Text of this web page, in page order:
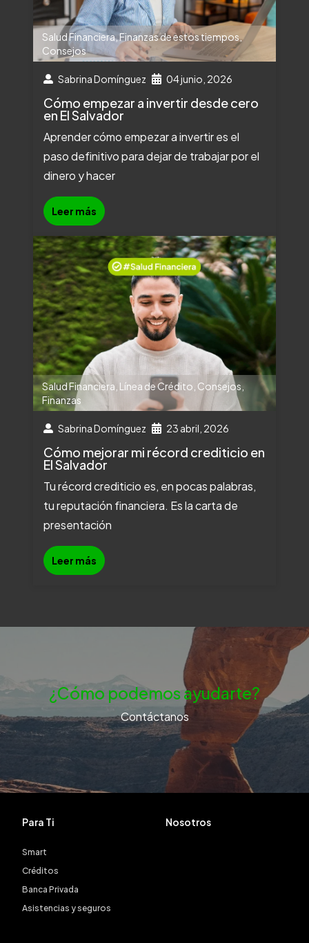
Salud Financiera,Finanzas de estos tiempos,
Consejos
Sabrina Domínguez 04 junio, 2026
Cómo empezar a invertir desde cero
en El Salvador
Aprender cómo empezar a invertir es el
paso definitivo para dejar de trabajar por el
dinero y hacer
Leer más
Salud Financiera Línea de Crédito Consejos,
Finanzas
Sabrina Domínguez 23 abril, 2026
Cómo mejorar mi récord crediticio en
El Salvador
Tu récord crediticio es, en pocas palabras,
tu reputación financiera. Es la carta de
presentación
Leer más
¿Cómo podemos ayudarte?
Contáctanos
Para Ti
Smart
Créditos
Banca Privada
Asistencias y seguros
Nosotros